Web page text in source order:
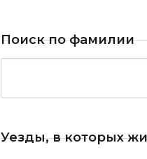
Поиск по фамилии
Уезды, в которых